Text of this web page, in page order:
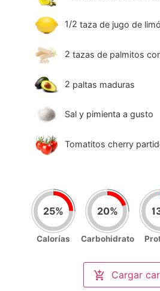
1/2 taza de jugo de
2 tazas de palmitos
2 paltas maduras
Sal y pimienta a gusto
Tomatitos cherry
25%
Calorías
20%
Carbohidrato
Nutrición por
Calorías 509/
Carbohidrato
Cargar